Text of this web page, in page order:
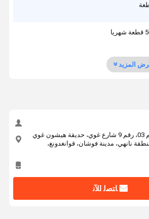
المزيد
العنوان: ورشة العمل رقم 03، رقم 9 شارع غوي، حديقة هيشون غوي
نانهي، مدينة فوشان، قوانغدونغ،
ﺎﺘﺼﻟ ﺍﻶﻧ